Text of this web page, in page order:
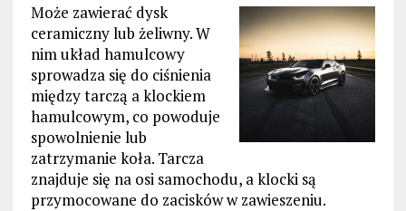
Może zawierać dysk
ceramiczny lub żeliwny. W
nim układ hamulcowy
sprowadza się do ciśnienia
między tarczą a klockiem
hamulcowym, co powoduje
spowolnienie lub
zatrzymanie koła. Tarcza
znajduje się na osi samochodu, a klocki są
przymocowane do zacisków w zawieszeniu.